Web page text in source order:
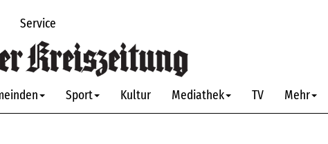
Service
Sport Kultur Mediathek TV Mehr